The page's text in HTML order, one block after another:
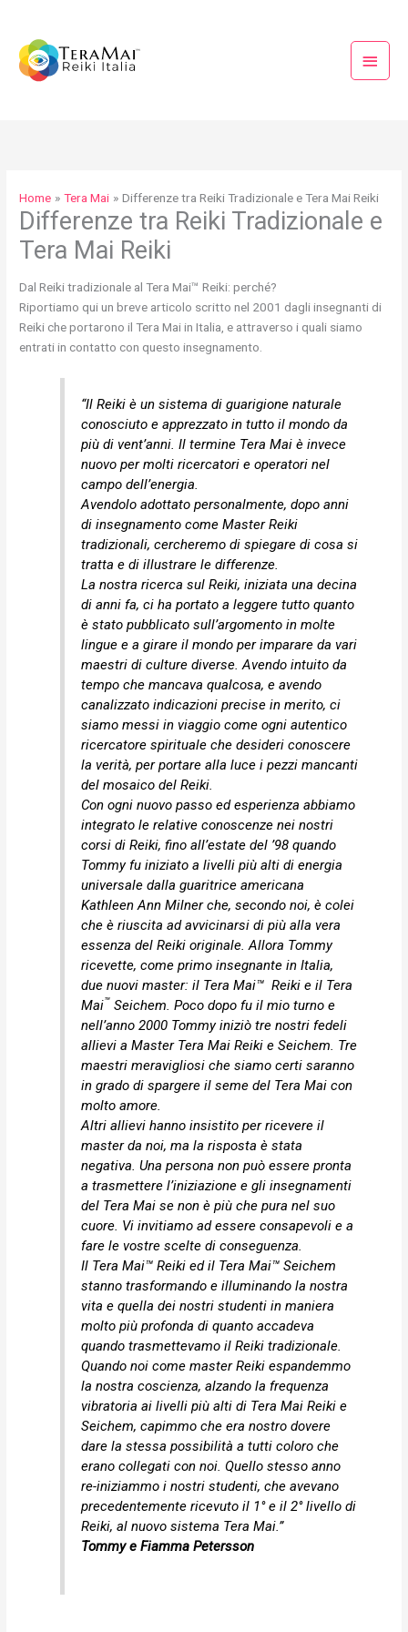
contenuto
Home Tera Mai Differenze tra Reiki Tradizionale e Tera Mai Reiki
Differenze tra Reiki Tradizionale e
Tera Mai Reiki
Dal Reiki tradizionale al Tera Mai™ Reiki: perché?
Riportiamo qui un breve articolo scritto nel 2001 dagli insegnanti di
Reiki che portarono il Tera Mai in Italia, e attraverso i quali siamo
entrati in contatto con questo insegnamento.
“Il Reiki è un sistema di guarigione naturale
conosciuto e apprezzato in tutto il mondo da
più di vent’anni. Il termine Tera Mai è invece
nuovo per molti ricercatori e operatori nel
campo dell’energia.
Avendolo adottato personalmente, dopo anni
di insegnamento come Master Reiki
tradizionali, cercheremo di spiegare di cosa si
tratta e di illustrare le differenze.
La nostra ricerca sul Reiki, iniziata una decina
di anni fa, ci ha portato a leggere tutto quanto
è stato pubblicato sull’argomento in molte
lingue e a girare il mondo per imparare da vari
maestri di culture diverse. Avendo intuito da
tempo che mancava qualcosa, e avendo
canalizzato indicazioni precise in merito, ci
siamo messi in viaggio come ogni autentico
ricercatore spirituale che desideri conoscere
la verità, per portare alla luce i pezzi mancanti
del mosaico del Reiki.
Con ogni nuovo passo ed esperienza abbiamo
integrato le relative conoscenze nei nostri
corsi di Reiki, fino all’estate del ’98 quando
Tommy fu iniziato a livelli più alti di energia
universale dalla guaritrice americana
Kathleen Ann Milner che, secondo noi, è colei
che è riuscita ad avvicinarsi di più alla vera
essenza del Reiki originale. Allora Tommy
ricevette, come primo insegnante in Italia,
due nuovi master: il Tera Mai™ Reiki e il Tera
Mai™ Seichem. Poco dopo fu il mio turno e
nell’anno 2000 Tommy iniziò tre nostri fedeli
allievi a Master Tera Mai Reiki e Seichem. Tre
maestri meravigliosi che siamo certi saranno
in grado di spargere il seme del Tera Mai con
molto amore.
Altri allievi hanno insistito per ricevere il
master da noi, ma la risposta è stata
negativa. Una persona non può essere pronta
a trasmettere l’iniziazione e gli insegnamenti
del Tera Mai se non è più che pura nel suo
cuore. Vi invitiamo ad essere consapevoli e a
fare le vostre scelte di conseguenza.
Il Tera Mai™ Reiki ed il Tera Mai™ Seichem
stanno trasformando e illuminando la nostra
vita e quella dei nostri studenti in maniera
molto più profonda di quanto accadeva
quando trasmettevamo il Reiki tradizionale.
Quando noi come master Reiki espandemmo
la nostra coscienza, alzando la frequenza
vibratoria ai livelli più alti di Tera Mai Reiki e
Seichem, capimmo che era nostro dovere
dare la stessa possibilità a tutti coloro che
erano collegati con noi. Quello stesso anno
re-iniziammo i nostri studenti, che avevano
precedentemente ricevuto il 1° e il 2° livello di
Reiki, al nuovo sistema Tera Mai.”
Tommy e Fiamma Petersson